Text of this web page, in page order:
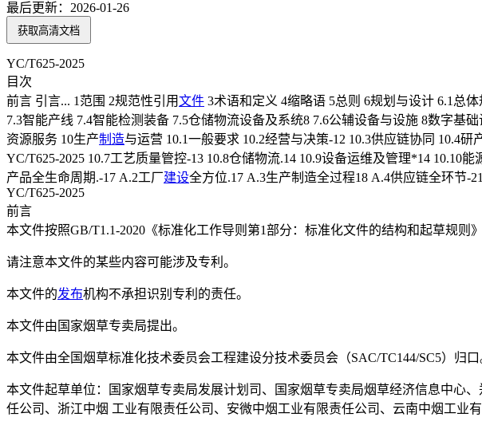
最后更新： 2026-01-26
获取高清文档
YC/T625-2025
目次
前言 引言... 1范围 2规范性引用文件 3术语和定义 4缩略语 5总则 6规划与设计 6.1总体
7.3智能产线 7.4智能检测装备 7.5仓储物流设备及系统8 7.6公辅设备与设施 8数字基
资源服务 10生产制造与运营 10.1一般要求 10.2经营与决策-12 10.3供应链协同 10.4
YC/T625-2025 10.7工艺质量管控-13 10.8仓储物流.14 10.9设备运维及管理*14
产品全生命周期.-17 A.2工厂建设全方位.17 A.3生产制造全过程18 A.4供应链全环节-
YC/T625-2025
前言
本文件按照GB/T1.1-2020《标准化工作导则第1部分：标准化文件的结构和起草规则
请注意本文件的某些内容可能涉及专利。
本文件的发布机构不承担识别专利的责任。
本文件由国家烟草专卖局提出。
本文件由全国烟草标准化技术委员会工程建设分技术委员会（SAC/TC144/SC5）归口
本文件起草单位：国家烟草专卖局发展计划司、国家烟草专卖局烟草经济信息中心
任公司、浙江中烟 工业有限责任公司、安微中烟工业有限责任公司、云南中烟工业